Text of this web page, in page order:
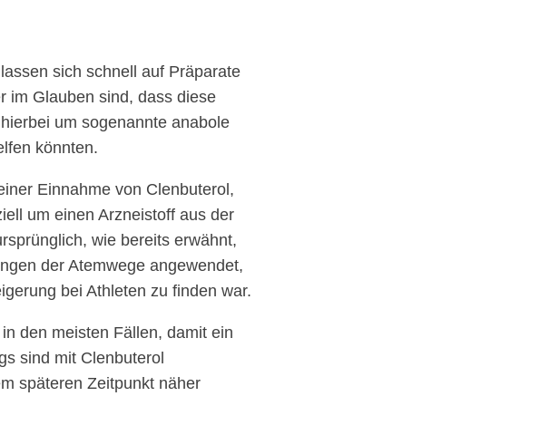
sich schnell auf Präparate
im Glauben sind, dass diese
um sogenannte anabole
könnten.
Einnahme von Clenbuterol,
um einen Arzneistoff aus der
wie bereits erwähnt,
der Atemwege angewendet,
bei Athleten zu finden war.
den meisten Fällen, damit ein
sind mit Clenbuterol
späteren Zeitpunkt näher